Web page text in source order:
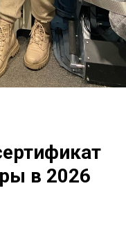
в 2026